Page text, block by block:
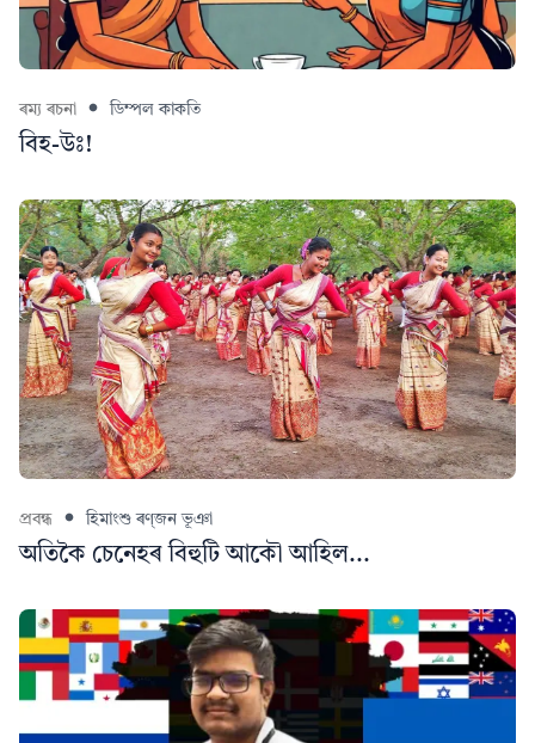
ৰম্য ৰচনা ডিম্পল কাকতি
বিহ-উঃ!
প্ৰবন্ধ হিমাংশু ৰণ্‌জন ভূঞা
অতিকৈ চেনেহৰ বিহুটি আকৌ আহিল...